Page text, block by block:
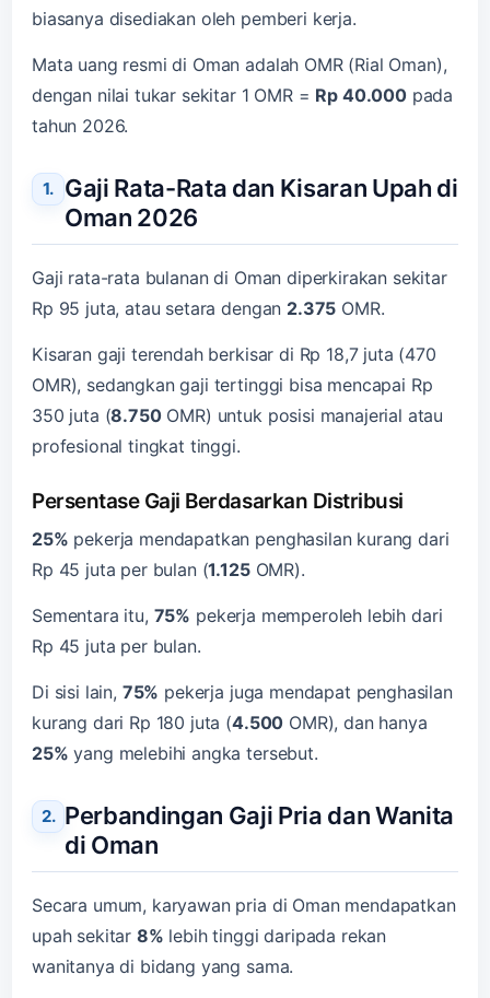
biasanya disediakan oleh pemberi kerja.
Mata uang resmi di Oman adalah OMR (Rial Oman),
dengan nilai tukar sekitar 1 OMR = Rp 40.000pada
tahun 2026.
Gaji Rata-Rata dan Kisaran Upah di
Oman 2026
Gaji rata-rata bulanan di Oman diperkirakan sekitar
Rp 95 juta, atau setara dengan 2.375 OMR.
Kisaran gaji terendah berkisar di Rp 18,7 juta (470
OMR), sedangkan gaji tertinggi bisa mencapai Rp
350 juta (8.750OMR) untuk posisi manajerial atau
profesional tingkat tinggi.
Persentase Gaji Berdasarkan Distribusi
25% pekerja mendapatkan penghasilan kurang dari
Rp 45 juta per bulan (1.125OMR).
Sementara itu, 75% pekerja memperoleh lebih dari
Rp 45 juta per bulan.
Di sisi lain, 75% pekerja juga mendapat penghasilan
kurang dari Rp 180 juta (4.500 OMR), dan hanya
25% yang melebihi angka tersebut.
Perbandingan Gaji Pria dan Wanita
di Oman
Secara umum, karyawan pria di Oman mendapatkan
upah sekitar 8% lebih tinggi daripada rekan
wanitanya di bidang yang sama.